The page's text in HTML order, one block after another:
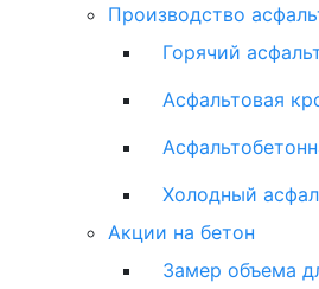
Производство
Горячий
Асфальтовая
Холодный
Акции на бетон
Замер объема